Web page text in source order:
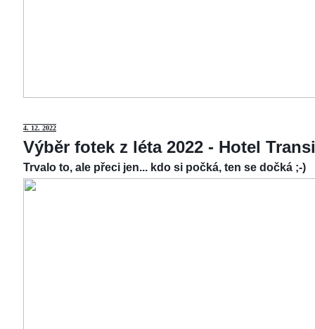
4. 12. 2022
Výběr fotek z léta 2022 - Hotel
Trvalo to, ale přeci jen... kdo si počká, ten se dočká ;-)